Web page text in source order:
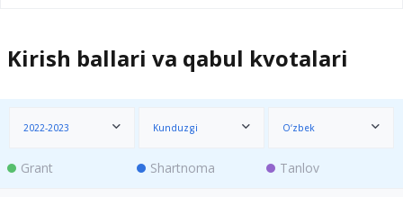
Kirish ballari va qabul kvotalari
2022-2023 Kunduzgi O‘zbek
Grant Shartnoma Tanlov